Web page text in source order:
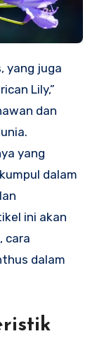
yang juga
Lily,”
dan
yang
dalam
ini akan
cara
dalam